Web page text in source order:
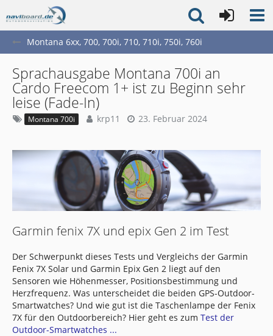
Montana 6xx, 700, 700i, 710, 710i, 750i, 760i
Sprachausgabe Montana 700i an
Cardo Freecom 1+ ist zu Beginn sehr
leise (Fade-In)
Montana 700i krp11 23. Februar 2024
Garmin fenix 7X und epix Gen 2 im Test
Der Schwerpunkt dieses Tests und Vergleichs der Garmin
Fenix 7X Solar und Garmin Epix Gen 2 liegt auf den
Sensoren wie Höhenmesser, Positionsbestimmung und
Herzfrequenz. Was unterscheidet die beiden GPS-Outdoor-
Smartwatches? Und wie gut ist die Taschenlampe der Fenix
7X für den Outdoorbereich? Hier geht es zum Test der
Outdoor-Smartwatches ...